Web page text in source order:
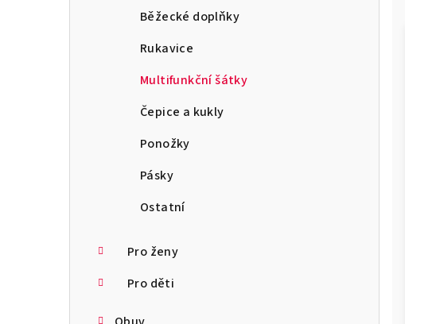
Běžecké doplňky
Rukavice
Multifunkční šátky
Čepice a kukly
Ponožky
Pásky
Ostatní
Pro ženy
Pro děti